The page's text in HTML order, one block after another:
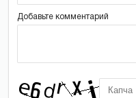
Добавьте комментарий